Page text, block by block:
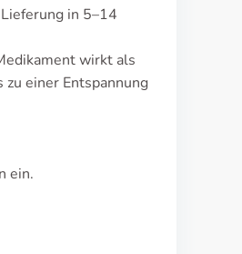
in 5–14
wirkt als
einer Entspannung
ein.